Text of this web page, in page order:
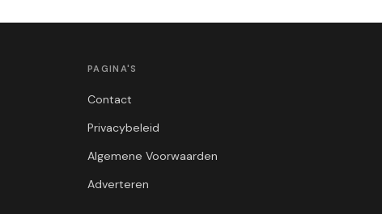
PAGINA'S
Contact
Privacybeleid
Algemene Voorwaarden
Adverteren